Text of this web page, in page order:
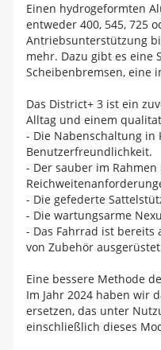
Einen hydrogeformten
entweder 400, 545, 725
Antriebsunterstützung
mehr. Dazu gibt es eine
Scheibenbremsen, eine
Das District+ 3 ist ein
Alltag und einem
- Die Nabenschaltung
Benutzerfreundlichkeit.
- Der sauber im
- Die gefederte
- Die wartungsarme
- Das Fahrrad ist bereits
von Zubehör
Eine bessere Methode
Im Jahr 2024 haben wir
ersetzen, das unter
einschließlich dieses